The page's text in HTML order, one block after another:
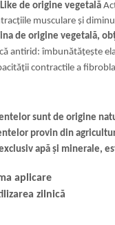
de origine vegetală
musculare și
de origine vegetală,
antirid: îmbunătățește
contractile a
sunt de origine
provin din
apă și minerale,
aplicare
zilnică